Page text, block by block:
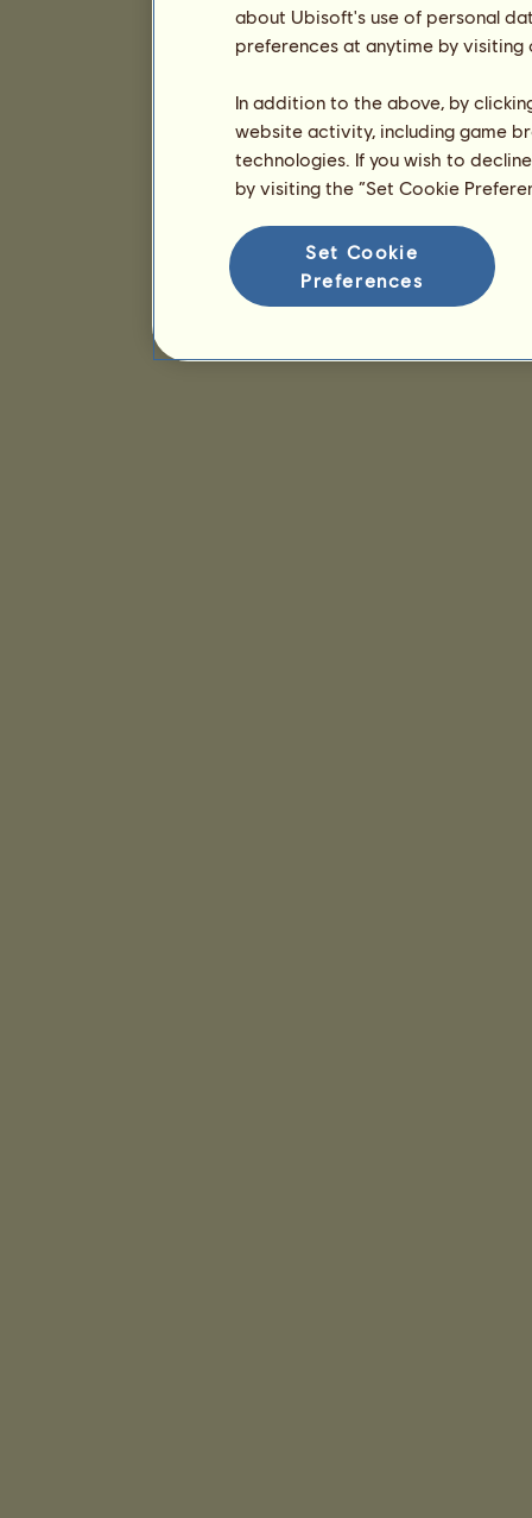
about Ubisoft's use of personal
preferences at anytime by
In addition to the above, by
website activity, including game
technologies. If you wish to
by visiting the “Set Cookie
Set Cookie
Preferences